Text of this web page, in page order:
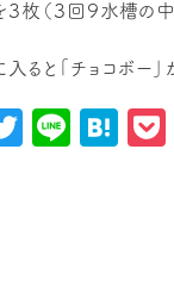
３枚（３回９水槽の
入ると「チョコボー」
Twitter
Line